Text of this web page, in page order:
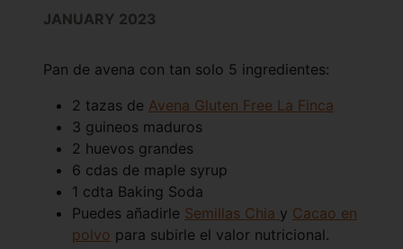
JANUARY 2023
Pan de avena con tan solo 5 ingredientes:
2 tazas de Avena Gluten Free La Finca
3 guineos maduros
2 huevos grandes
6 cdas de maple syrup
1 cdta Baking Soda
Puedes añadirle Semillas Chia y Cacao en
polvo para subirle el valor nutricional.